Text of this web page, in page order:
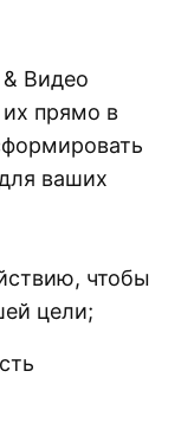
Видео
прямо в
ваших
чтобы
цели;